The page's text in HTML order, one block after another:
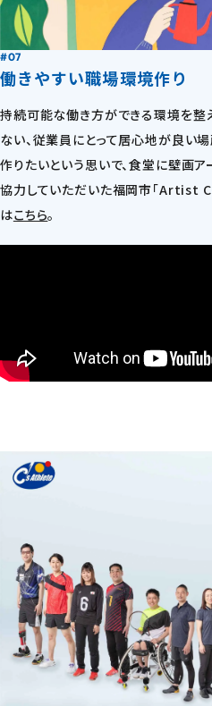
#07
働きやすい職場環境作り
持続可能な働き方ができる環境を整
ない、従業員にとって居心地が良い
作りたいという思いで、食堂に壁画ア
協力していただいた福岡市「Artist
はこちら。